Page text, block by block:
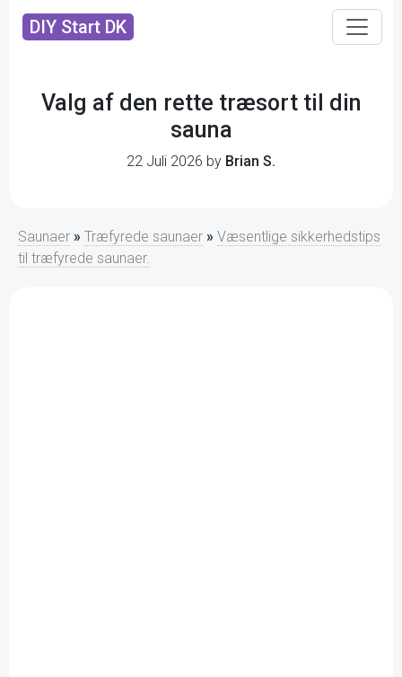
DIY Start DK
Valg af den rette træsort til din
sauna
22 Juli 2026 by Brian S.
Saunaer » Træfyrede saunaer » Væsentlige sikkerhedstips
til træfyrede saunaer.